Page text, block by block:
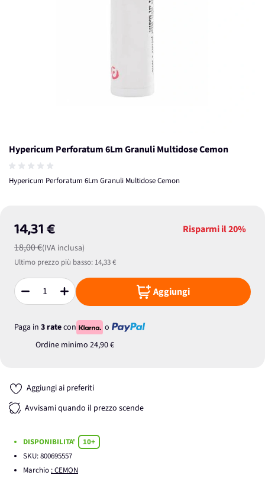
Hypericum Perforatum 6Lm Granuli Multidose Cemon
Hypericum Perforatum 6Lm Granuli Multidose Cemon
14,31 €
18,00 €(IVA inclusa)
Risparmi il20%
Ultimo prezzo più basso: 14,33 €
Quantità Aggiungi
Paga in 3 ratecon
o
Ordine minimo 24,90 €
Aggiungi ai preferiti
Avvisami quando il prezzo scende
DISPONIBILITA'
10+
SKU:800695557
Marchio : CEMON